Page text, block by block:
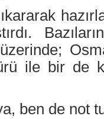
ile bir de
ben de not